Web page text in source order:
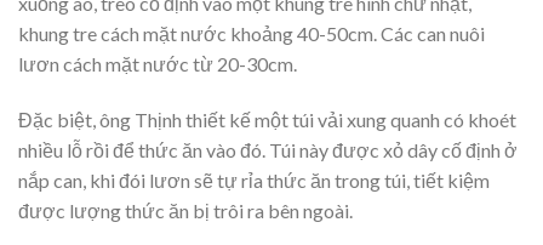
khung tre cách mặt nước khoảng 40-50cm. Các can nuôi
lươn cách mặt nước từ 20-30cm.
Đặc biệt, ông Thịnh thiết kế một túi vải xung quanh có khoét
nhiều lỗ rồi để thức ăn vào đó. Túi này được xỏ dây cố định ở
nắp can, khi đói lươn sẽ tự rỉa thức ăn trong túi, tiết kiệm
được lượng thức ăn bị trôi ra bên ngoài.